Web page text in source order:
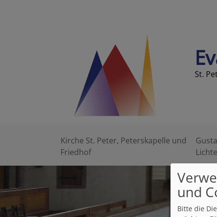
St.
Hauptnavigation
Kirche St. Peter, Peterskapelle und
Friedhof
und
Bitte die